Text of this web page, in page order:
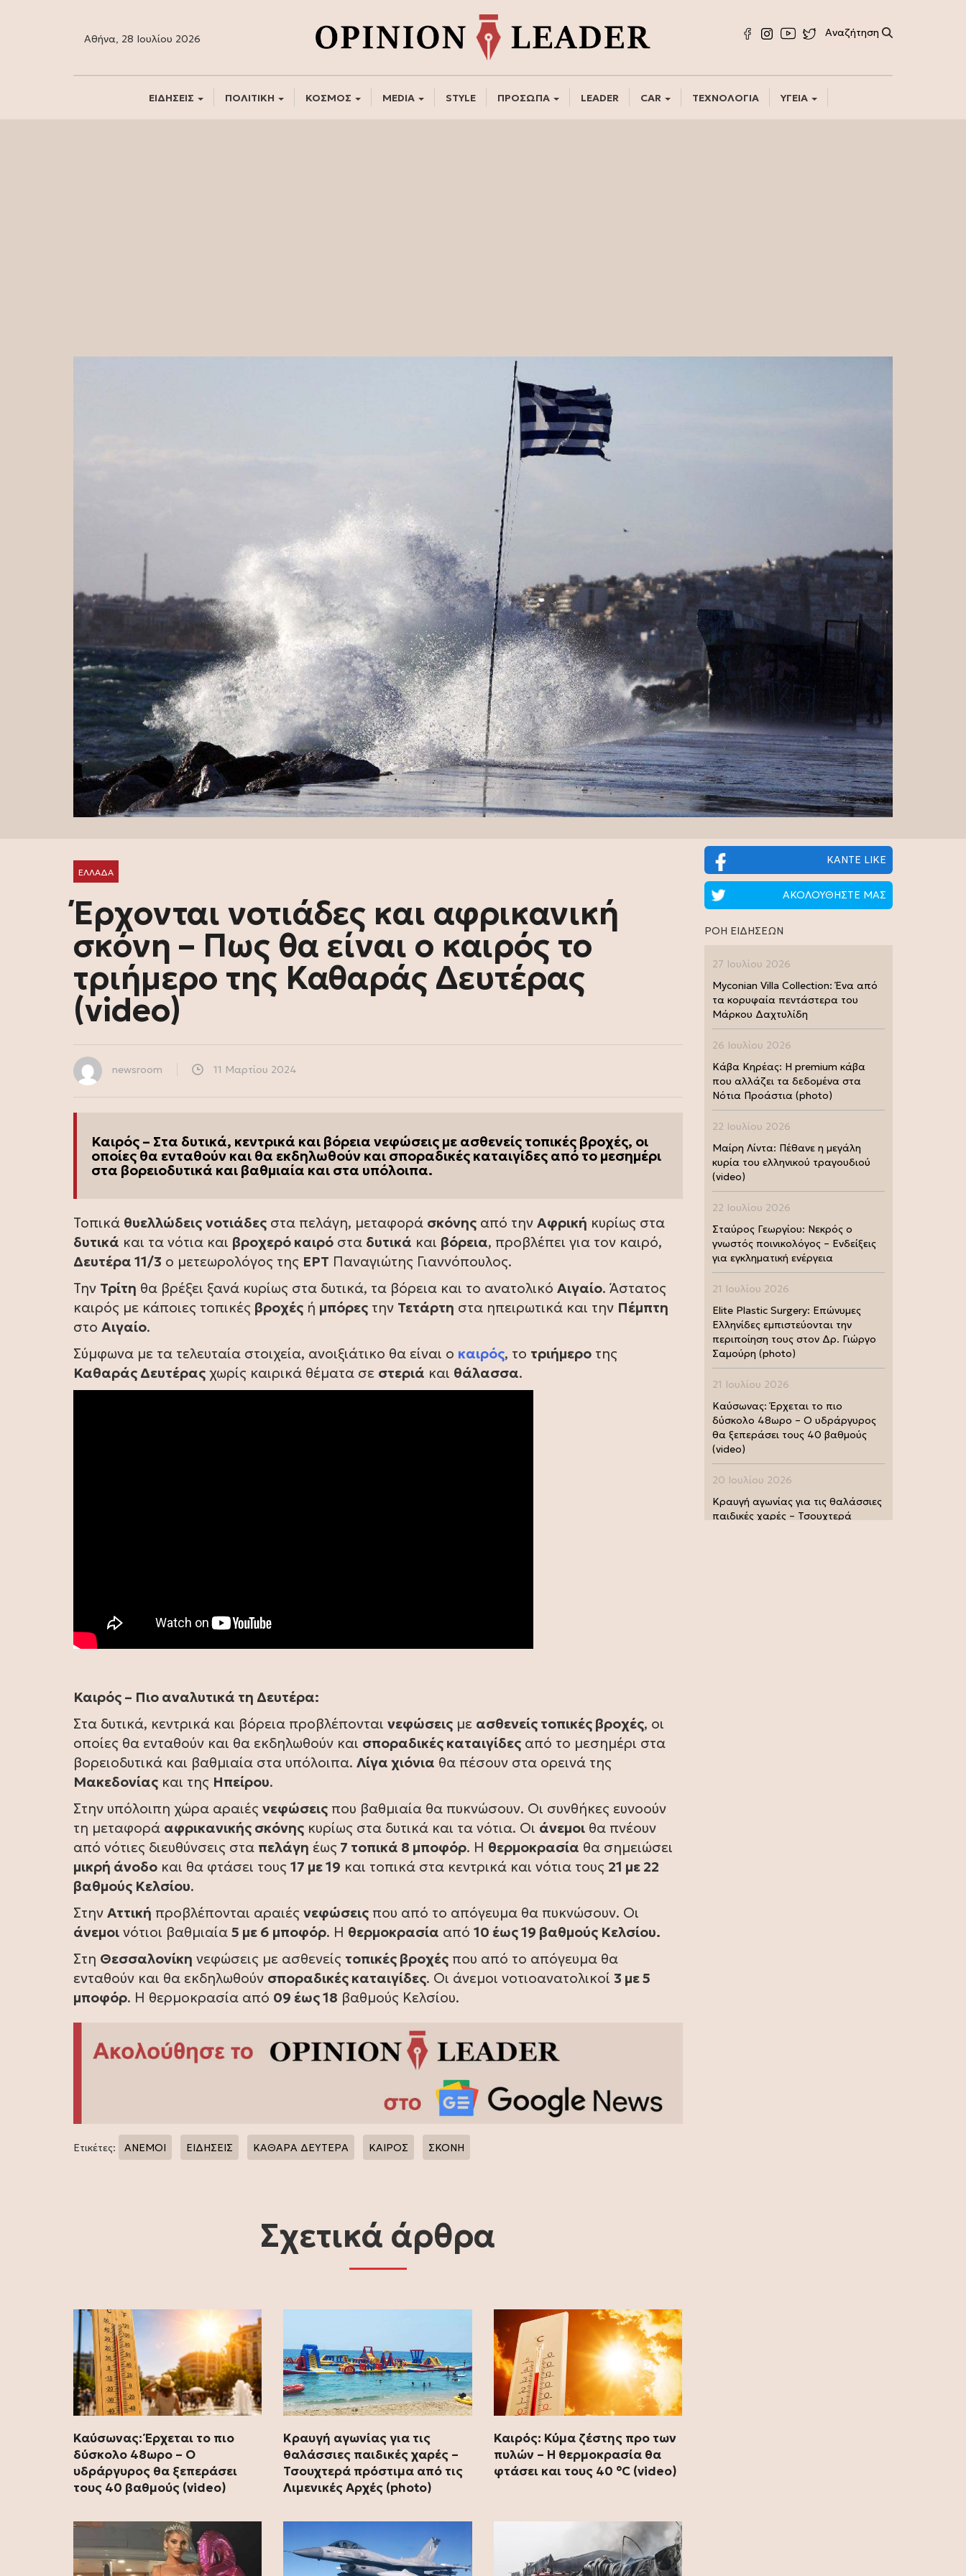
Αθήνα, 28 Ιουλίου 2026
ΕΙΔΗΣΕΙΣ ΠΟΛΙΤΙΚΗ ΚΟΣΜΟΣ MEDIA STYLE ΠΡΟΣΩΠΑ LEADER CAR ΤΕΧΝΟΛΟΓΙΑ ΥΓΕΙΑ
ΕΛΛΑΔΑ
Έρχονται νοτιάδες και αφρικανική
σκόνη – Πως θα είναι ο καιρός το
τριήμερο της Καθαράς Δευτέρας
(video)
newsroom 11 Μαρτίου 2024
Καιρός – Στα δυτικά, κεντρικά και βόρεια νεφώσεις με ασθενείς τοπικές βροχές, οι
οποίες θα ενταθούν και θα εκδηλωθούν και σποραδικές καταιγίδες από το μεσημέρι
στα βορειοδυτικά και βαθμιαία και στα υπόλοιπα.
Τοπικά θυελλώδεις νοτιάδες στα πελάγη, μεταφορά σκόνης από την Αφρική κυρίως στα
δυτικά και τα νότια και βροχερό καιρό στα δυτικά και βόρεια, προβλέπει για τον καιρό,
Δευτέρα 11/3 ο μετεωρολόγος της ΕΡΤ Παναγιώτης Γιαννόπουλος.
Την Τρίτη θα βρέξει ξανά κυρίως στα δυτικά, τα βόρεια και το ανατολικό Αιγαίο. Άστατος
καιρός με κάποιες τοπικές βροχές ή μπόρες την Τετάρτη στα ηπειρωτικά και την Πέμπτη
στο Αιγαίο.
Σύμφωνα με τα τελευταία στοιχεία, ανοιξιάτικο θα είναι ο καιρός, το τριήμερο της
Καθαράς Δευτέρας χωρίς καιρικά θέματα σε στεριά και θάλασσα.
Καιρός – Πιο αναλυτικά τη Δευτέρα:
Στα δυτικά, κεντρικά και βόρεια προβλέπονται νεφώσεις με ασθενείς τοπικές βροχές, οι
οποίες θα ενταθούν και θα εκδηλωθούν και σποραδικές καταιγίδες από το μεσημέρι στα
βορειοδυτικά και βαθμιαία στα υπόλοιπα. Λίγα χιόνια θα πέσουν στα ορεινά της
Μακεδονίας και της Ηπείρου.
Στην υπόλοιπη χώρα αραιές νεφώσεις που βαθμιαία θα πυκνώσουν. Οι συνθήκες ευνοούν
τη μεταφορά αφρικανικής σκόνης κυρίως στα δυτικά και τα νότια. Οι άνεμοι θα πνέουν
από νότιες διευθύνσεις στα πελάγη έως 7 τοπικά 8 μποφόρ. Η θερμοκρασία θα σημειώσει
μικρή άνοδο και θα φτάσει τους 17 με 19 και τοπικά στα κεντρικά και νότια τους 21 με 22
βαθμούς Κελσίου.
Στην Αττική προβλέπονται αραιές νεφώσεις που από το απόγευμα θα πυκνώσουν. Οι
άνεμοι νότιοι βαθμιαία 5 με 6 μποφόρ. Η θερμοκρασία από 10 έως 19 βαθμούς Κελσίου.
Στη Θεσσαλονίκη νεφώσεις με ασθενείς τοπικές βροχές που από το απόγευμα θα
ενταθούν και θα εκδηλωθούν σποραδικές καταιγίδες. Οι άνεμοι νοτιοανατολικοί 3 με 5
μποφόρ. Η θερμοκρασία από 09 έως 18 βαθμούς Κελσίου.
Ετικέτες: ΆΝΕΜΟΙ ΕΙΔΗΣΕΙΣ ΚΑΘΑΡΑ ΔΕΥΤΕΡΑ ΚΑΙΡΟΣ ΣΚΟΝΗ
Σχετικά άρθρα
Καύσωνας: Έρχεται το πιο
δύσκολο 48ωρο – Ο
υδράργυρος θα ξεπεράσει
τους 40 βαθμούς (video)
Κραυγή αγωνίας για τις
θαλάσσιες παιδικές χαρές –
Τσουχτερά πρόστιμα από τις
Λιμενικές Αρχές (photo)
Καιρός: Κύμα ζέστης προ των
πυλών – Η θερμοκρασία θα
φτάσει και τους 40 °C (video)
ΚΑΝΤΕ LIKE
ΑΚΟΛΟΥΘΗΣΤΕ ΜΑΣ
ΡΟΗ ΕΙΔΗΣΕΩΝ
27 Ιουλίου 2026
Myconian Villa Collection: Ένα από
τα κορυφαία πεντάστερα του
Μάρκου Δαχτυλίδη
26 Ιουλίου 2026
Κάβα Κηρέας: Η premium κάβα
που αλλάζει τα δεδομένα στα
Νότια Προάστια (photo)
22 Ιουλίου 2026
Μαίρη Λίντα: Πέθανε η μεγάλη
κυρία του ελληνικού τραγουδιού
(video)
22 Ιουλίου 2026
Σταύρος Γεωργίου: Νεκρός ο
γνωστός ποινικολόγος – Ενδείξεις
για εγκληματική ενέργεια
21 Ιουλίου 2026
Elite Plastic Surgery: Επώνυμες
Ελληνίδες εμπιστεύονται την
περιποίηση τους στον Δρ. Γιώργο
Σαμούρη (photo)
21 Ιουλίου 2026
Καύσωνας: Έρχεται το πιο
δύσκολο 48ωρο – Ο υδράργυρος
θα ξεπεράσει τους 40 βαθμούς
(video)
20 Ιουλίου 2026
Κραυγή αγωνίας για τις θαλάσσιες
παιδικές χαρές – Τσουχτερά